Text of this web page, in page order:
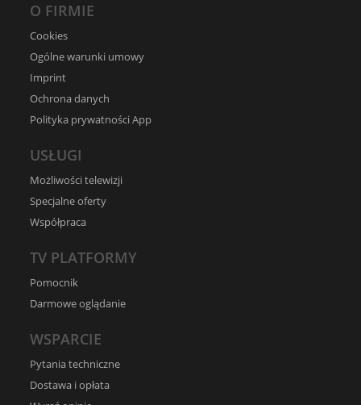
O FIRMIE
Cookies
Ogólne warunki umowy
Imprint
Ochrona danych
Polityka prywatności App
USŁUGI
Możliwości telewizji
Specjalne oferty
Współpraca
TV PLATFORMY
Pomocnik
Darmowe oglądanie
WSPARCIE
Pytania techniczne
Dostawa i opłata